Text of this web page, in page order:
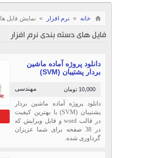
خانه » نرم افزار » نمایش فایل ها
فایل های دسته بندی نرم افزار
دانلود پروژه آماده ماشين
بردار پشتيبان (SVM)
مهندسی 10,000 تومان
دانلود پروژه آماده ماشين بردار
پشتيبان (SVM) با بهترین کیفیت
در قالب word و قابل ویرایش که
در 38 صفحه برای شما عزیزان
گرداوری شده.